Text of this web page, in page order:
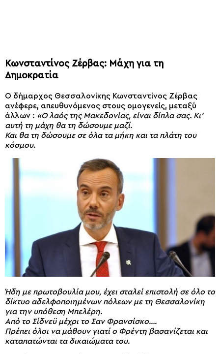
Κωνσταντίνος Ζέρβας: Μάχη για τη
Δημοκρατία
Ο δήμαρχος Θεσσαλονίκης Κωνσταντίνος Ζέρβας
ανέφερε, απευθυνόμενος στους ομογενείς, μεταξύ
άλλων : «Ο λαός της Μακεδονίας, είναι δίπλα σας. Κι’
αυτή τη μάχη θα τη δώσουμε μαζί.
Και θα τη δώσουμε σε όλα τα μήκη και τα πλάτη του
κόσμου.
Ήδη με πρωτοβουλία μου, έχει σταλεί επιστολή σε όλο το
δίκτυο αδελφοποιημένων πόλεων με τη Θεσσαλονίκη
για την υπόθεση Μπελέρη.
Από το Σίδνεϋ μέχρι το Σαν Φρανσίσκο….
Πρέπει όλοι να μάθουν γιατί ο Φρέντη βασανίζεται και
καταπατώνται τα δικαιώματα του.